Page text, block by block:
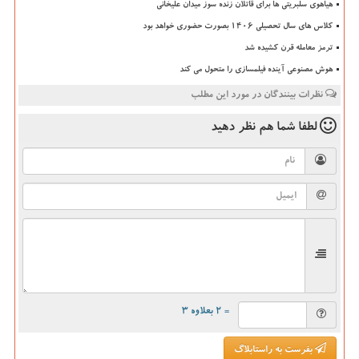
هیاهوی سلبریتی ها برای قاتلان زنده سوز میدان علیخانی
کلاس های سال تحصیلی ۱۴۰۶ بصورت حضوری خواهد بود
ترمز معامله قرن کشیده شد
هوش مصنوعی آینده فیلمسازی را متحول می کند
نظرات بینندگان در مورد این مطلب
لطفا شما هم نظر دهید
= ۲ بعلاوه ۳
بفرست به راستابلاگ